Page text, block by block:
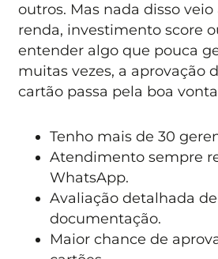
outros. Mas nada disso veio
renda, investimento score
entender algo que pouca
muitas vezes, a aprovação
cartão passa pela boa
Tenho mais de 30
Atendimento sempre
WhatsApp.
Avaliação detalhada
documentação.
Maior chance de